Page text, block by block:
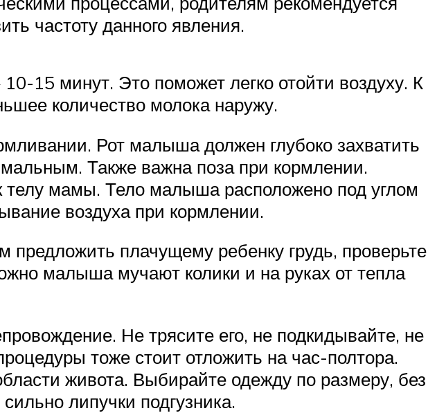
частоту данного явления.
15 минут. Это поможет легко отойти воздуху. К
количество молока наружу.
Рот малыша должен глубоко захватить
Также важна поза при кормлении.
телу мамы. Тело малыша расположено под углом
воздуха при кормлении.
плачущему ребенку грудь, проверьте
малыша мучают колики и на руках от тепла
Не трясите его, не подкидывайте, не
тоже стоит отложить на час-полтора.
живота. Выбирайте одежду по размеру, без
липучки подгузника.